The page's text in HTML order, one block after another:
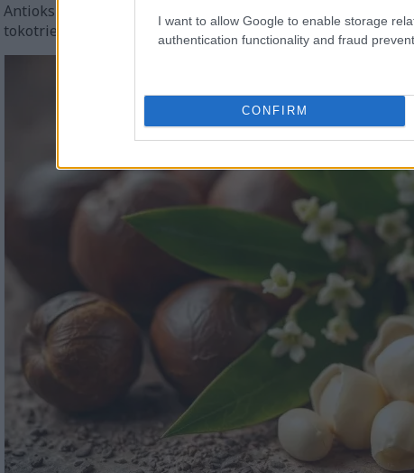
I want to allow Google to enable storage
authentication functionality and fraud
CONFIRM
Antioksidan ini berfungsi dalam pelbagai cara. Ia
tokotrienol meningkatkan pertahanan badan, membantu